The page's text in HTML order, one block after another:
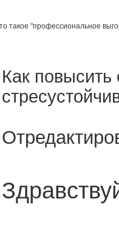
такое "профессиональное
Как повысить